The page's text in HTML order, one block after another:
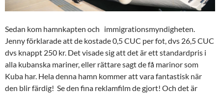
Sedan kom hamnkapten och immigrationsmyndigheten.
Jenny förklarade att de kostade 0,5 CUC per fot, dvs 26,5 CUC
dvs knappt 250 kr. Det visade sig att det är ett standardpris i
alla kubanska mariner, eller rättare sagt de få marinor som
Kuba har. Hela denna hamn kommer att vara fantastisk när
den blir färdig! Se den fina reklamfilm de gjort! Och det är